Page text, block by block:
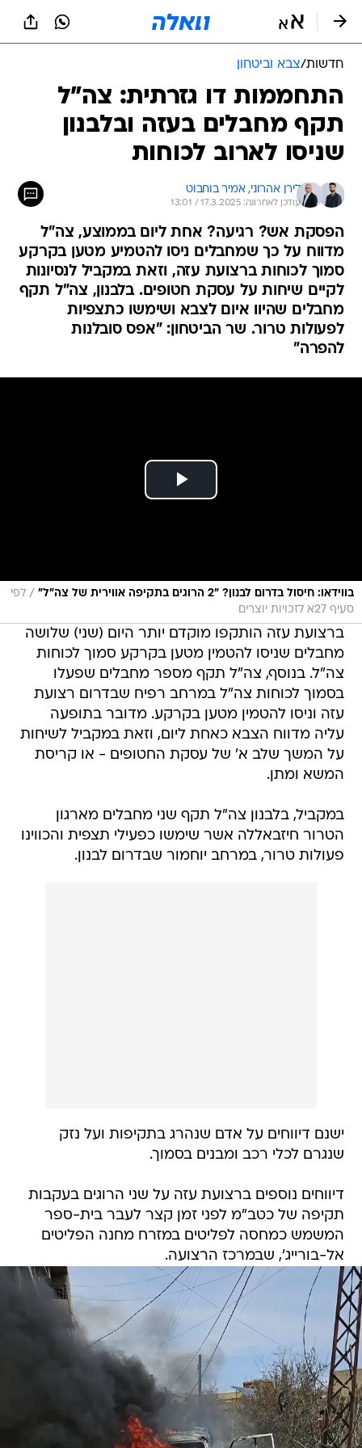
חדשות/צבא וביטחון
התחממות דו גזרתית: צה"ל
תקף מחבלים בעזה ובלבנון
שניסו לארוב לכוחות
לירן אהרוני, אמיר בוחבוט
עודכן לאחרונה: 17.3.2025 / 13:01
הפסקת אש? רגיעה? אחת ליום בממוצע, צה"ל
מדווח על כך שמחבלים ניסו להטמיע מטען בקרקע
סמוך לכוחות ברצועת עזה, וזאת במקביל לנסיונות
לקיים שיחות על עסקת חטופים. בלבנון, צה"ל תקף
מחבלים שהיוו איום לצבא ושימשו כתצפיות
לפעולות טרור. שר הביטחון: "אפס סובלנות
להפרה"
בווידאו: חיסול בדרום לבנון? "2 הרוגים בתקיפה אווירית של צה"ל" / לפי
סעיף 27א לזכויות יוצרים
ברצועת עזה הותקפו מוקדם יותר היום (שני) שלושה
מחבלים שניסו להטמין מטען בקרקע סמוך לכוחות
צה"ל. בנוסף, צה"ל תקף מספר מחבלים שפעלו
בסמוך לכוחות צה"ל במרחב רפיח שבדרום רצועת
עזה וניסו להטמין מטען בקרקע. מדובר בתופעה
עליה מדווח הצבא כאחת ליום, וזאת במקביל לשיחות
על המשך שלב א' של עסקת החטופים - או קריסת
המשא ומתן.
במקביל, בלבנון צה"ל תקף שני מחבלים מארגון
הטרור חיזבאללה אשר שימשו כפעילי תצפית והכווינו
פעולות טרור, במרחב יוחמור שבדרום לבנון.
ישנם דיווחים על אדם שנהרג בתקיפות ועל נזק
שנגרם לכלי רכב ומבנים בסמוך.
דיווחים נוספים ברצועת עזה על שני הרוגים בעקבות
תקיפה של כטב"מ לפני זמן קצר לעבר בית-ספר
המשמש כמחסה לפליטים במזרח מחנה הפליטים
אל-בורייג', שבמרכז הרצועה.